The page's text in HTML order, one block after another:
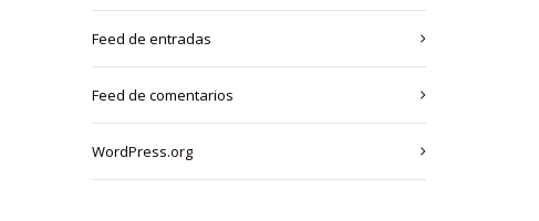
Feed de entradas
Feed de comentarios
WordPress.org